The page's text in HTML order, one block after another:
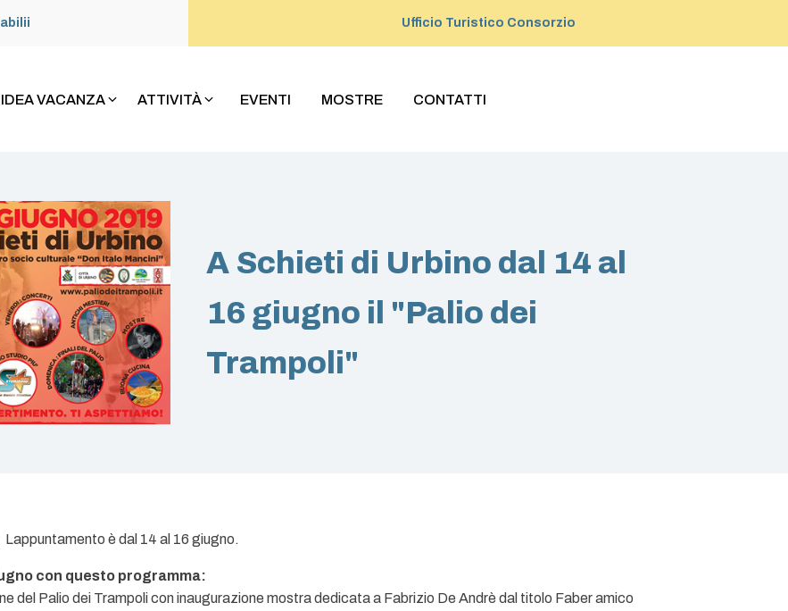
Ufficio Turistico Consorzio
IDEA VACANZA ATTIVITÀ EVENTI MOSTRE CONTATTI
A Schieti di Urbino dal 14 al
16 giugno il "Palio dei
Trampoli"
è dal 14 al 16 giugno.
con questo programma:
del Palio dei Trampoli con inaugurazione mostra dedicata a Fabrizio De Andrè dal titolo Faber amico